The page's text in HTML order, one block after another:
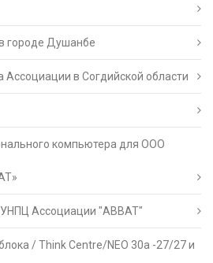
городе Душанбе
в Согдийской области
компьютера для ООО
Ассоциации "АВВАТ"
/ Think Centre/NEO 30a -27/27 и